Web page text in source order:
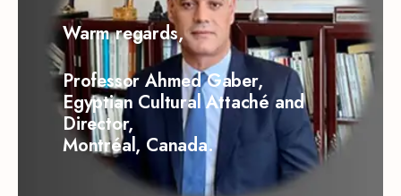
Warm regards,
Professor Ahmed Gaber,
Egyptian Cultural Attaché and
Director,
Montréal, Canada.